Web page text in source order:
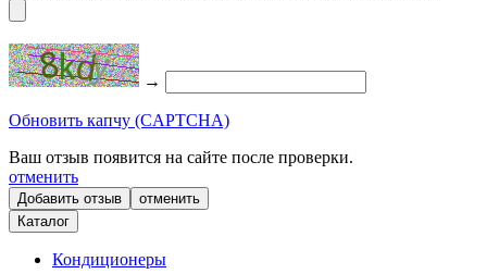
→
Обновить капчу (CAPTCHA)
Ваш отзыв появится на сайте после проверки.
отменить
отменить
Каталог
Кондиционеры